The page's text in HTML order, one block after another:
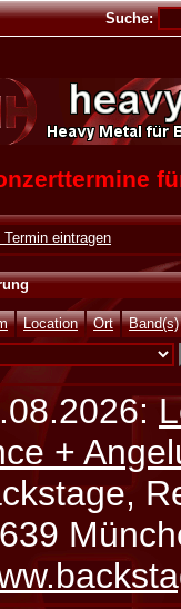
Suche:
Termin eintragen
Location Ort Band(s)
+